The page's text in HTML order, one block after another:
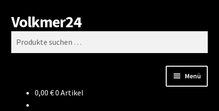
Zur
Navigation
springen
Zum
Inhalt
springen
Volkmer24
Suchen
Menü
0,00 €0 Artikel